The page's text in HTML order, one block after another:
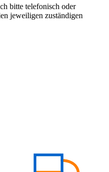
bitte telefonisch oder
jeweiligen zuständigen